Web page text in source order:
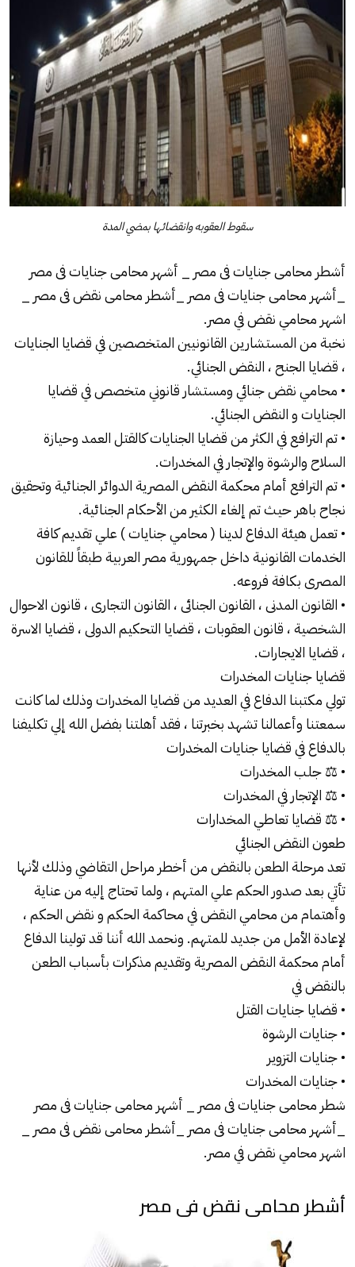
سقوط العقوبه وانقضائها بمضي المدة
أشطر محامى جنايات فى مصر _ أشهر محامى جنايات فى مصر
_أشهر محامى جنايات فى مصر _أشطر محامى نقض فى مصر _
اشهر محامي نقض في مصر.
نخبة من المستشارين القانونيين المتخصصين في قضايا الجنايات
، قضايا الجنح ، النقض الجنائي.
• محامي نقض جنائي ومستشار قانوني متخصص في قضايا
الجنايات و النقض الجنائي.
• تم الترافع في الكثر من قضايا الجنايات كالقتل العمد وحيازة
السلاح والرشوة والإتجار في المخدرات.
• تم الترافع أمام محكمة النقض المصرية الدوائر الجنائية وتحقيق
نجاح باهر حيث تم إلغاء الكثير من الأحكام الجنائية.
• تعمل هيئة الدفاع لدينا ( محامي جنايات ) علي تقديم كافة
الخدمات القانونية داخل جمهورية مصر العربية طبقاً للقانون
المصرى بكافة فروعه.
• القانون المدنى ، القانون الجنائى ، القانون التجارى ، قانون الاحوال
الشخصية ، قانون العقوبات ، قضايا التحكيم الدولى ، قضايا الاسرة
، قضايا الايجارات.
قضايا جنايات المخدرات
تولي مكتبنا الدفاع في العديد من قضايا المخدرات وذلك لما كانت
سمعتنا وأعمالنا تشهد بخبرتنا ، فقد أهلتنا بفضل الله إلي تكليفنا
بالدفاع في قضايا جنايات المخدرات
• ⚖ جلب المخدرات
• ⚖ الإتجار في المخدرات
• ⚖ قضايا تعاطي المخدارات
طعون النقض الجنائي
تعد مرحلة الطعن بالنقض من أخطر مراحل التقاضي وذلك لأنها
تأتي بعد صدور الحكم علي المتهم ، ولما تحتاج إليه من عناية
وأهتمام من محامي النقض في محاكمة الحكم و نقض الحكم ،
لإعادة الأمل من جديد للمتهم. ونحمد الله أننا قد تولينا الدفاع
أمام محكمة النقض المصرية وتقديم مذكرات بأسباب الطعن
بالنقض في
• قضايا جنايات القتل
• جنايات الرشوة
• جنايات التزوير
• جنايات المخدرات
شطر محامى جنايات فى مصر _ أشهر محامى جنايات فى مصر
_أشهر محامى جنايات فى مصر _أشطر محامى نقض فى مصر _
اشهر محامي نقض في مصر.
أشطر محامى نقض فى مصر